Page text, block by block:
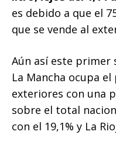
es debido a que el
que se vende al
Aún así este primer
La Mancha ocupa
exteriores con una
sobre el total
con el 19,1% y La